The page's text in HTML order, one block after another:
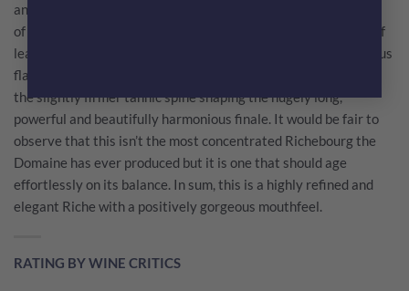
and spicier nose of relatively high-toned, cool and airy aromas
of red berries, violet, rose petal, orange pekoe tea and a hint of
leather. The sleek, intense and sophisticated middle weight plus
flavors brim with both minerality and dry extract that buffers
the slightly firmer tannic spine shaping the hugely long,
powerful and beautifully harmonious finale. It would be fair to
observe that this isn’t the most concentrated Richebourg the
Domaine has ever produced but it is one that should age
effortlessly on its balance. In sum, this is a highly refined and
elegant Riche with a positively gorgeous mouthfeel.
RATING BY WINE CRITICS